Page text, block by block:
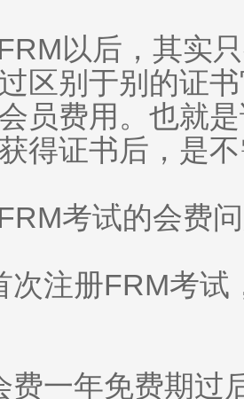
以后，其实
区别于别的证
员费用。也就
得证书后，是
考试的会费
注册FRM考试
一年免费期过